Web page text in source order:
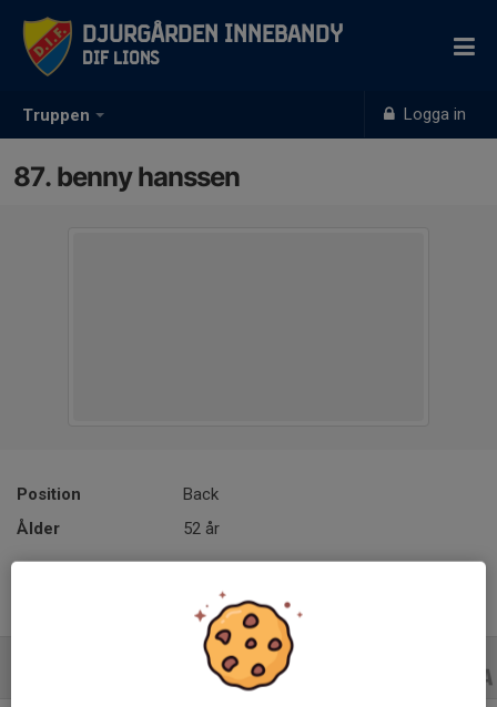
Truppen Logga in
Djurgården Innebandy
DIF Lions
87. benny hanssen
Position
Back
Ålder
52 år